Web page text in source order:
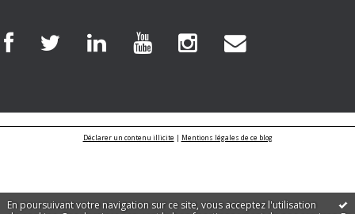
En poursuivant votre navigation sur ce site, vous acceptez l'utilisation
Déclarer un contenu illicite| Mentions légales de ce blog